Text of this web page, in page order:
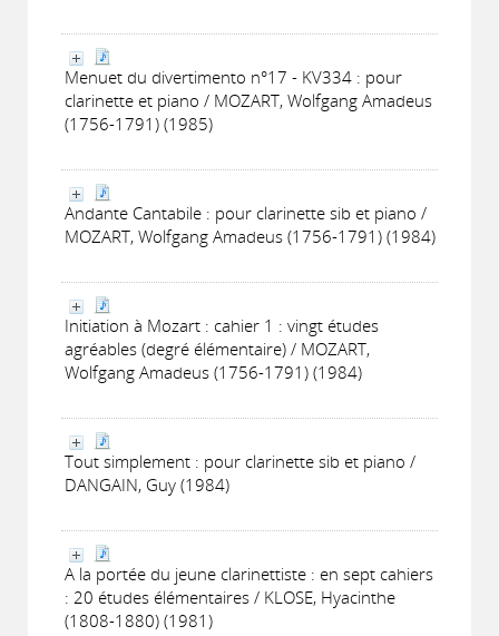
Menuet du divertimento n°17 - KV334 : pour
clarinette et piano / MOZART, Wolfgang Amadeus
(1756-1791) (1985)
Andante Cantabile : pour clarinette sib et piano /
MOZART, Wolfgang Amadeus (1756-1791) (1984)
Initiation à Mozart : cahier 1 : vingt études
agréables (degré élémentaire) / MOZART,
Wolfgang Amadeus (1756-1791) (1984)
Tout simplement : pour clarinette sib et piano /
DANGAIN, Guy (1984)
A la portée du jeune clarinettiste : en sept cahiers
: 20 études élémentaires / KLOSE, Hyacinthe
(1808-1880) (1981)